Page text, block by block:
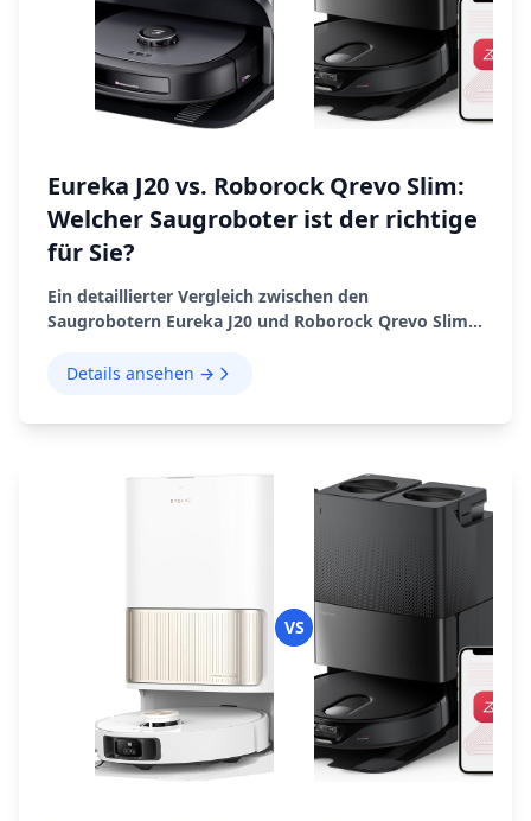
Eureka J20 vs. Roborock Qrevo Slim:
Welcher Saugroboter ist der richtige
für Sie?
Ein detaillierter Vergleich zwischen den
Saugrobotern Eureka J20 und Roborock Qrevo Slim,
Details ansehen →
VS